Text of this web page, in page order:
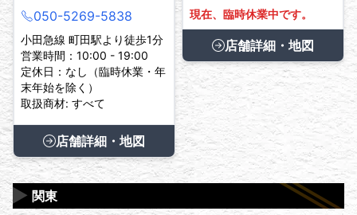
050-5269-5838
小田急線 町田駅より徒歩1分
営業時間：10:00 - 19:00
定休日：なし（臨時休業・年
末年始を除く）
取扱商材: すべて
店舗詳細・地図
現在、臨時休業中です。
店舗詳細・地図
関東
▶